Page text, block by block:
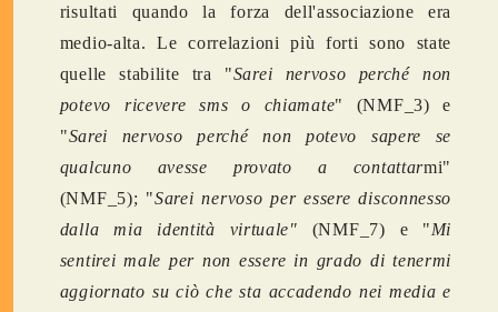
risultati quando la forza dell'associazione era
medio-alta. Le correlazioni più forti sono state
quelle stabilite tra "Sarei nervoso perché non
potevo ricevere sms o chiamate" (NMF_3) e
"Sarei nervoso perché non potevo sapere se
qualcuno avesse provato a contattarmi"
(NMF_5); "Sarei nervoso per essere disconnesso
dalla mia identità virtuale" (NMF_7) e "Mi
sentirei male per non essere in grado di tenermi
aggiornato su ciò che sta accadendo nei media e